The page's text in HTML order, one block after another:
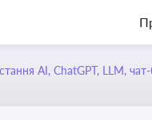
AI, ChatGPT, LLM, чат-